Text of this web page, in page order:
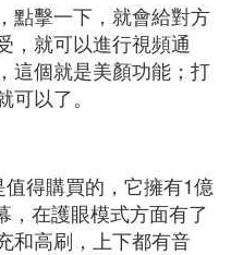
點擊一下，就會給對方
，就可以進行視頻通
這個就是美顏功能；打
以了。
得購買的，它擁有1億
，在護眼模式方面有了
和高刷，上下都有音